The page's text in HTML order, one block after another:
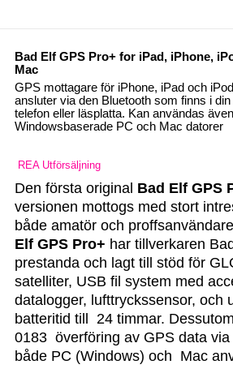
Bad Elf GPS Pro+ for iPad, iPhone,
Mac
GPS mottagare för iPhone, iPad och
ansluter via den Bluetooth som finns i
telefon eller läsplatta. Kan användas
Windowsbaserade PC och Mac datorer
REA Utförsäljning
Den första original Bad Elf GPS
versionen mottogs med stort
både amatör och
Elf GPS Pro+ har tillverkaren
prestanda och lagt till stöd för
satelliter, USB fil system med
datalogger, lufttryckssensor, och
batteritid till 24 timmar.
0183 överföring av GPS data via
både PC (Windows) och Mac